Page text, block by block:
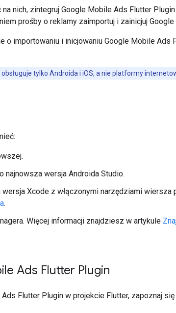
na nich, zintegruj Google Mobile Ads Flutter Plugin
prośby o reklamy zaimportuj i zainicjuj
o importowaniu i inicjowaniu Google Mobile Ads
obsługuje tylko Androida i iOS, a nie platformy
najnowsza wersja Androida Studio.
wersja Xcode z włączonymi narzędziami
.
Więcej informacji znajdziesz w artykule
Ads Flutter Plugin
Flutter Plugin w projekcie Flutter, zapoznaj się